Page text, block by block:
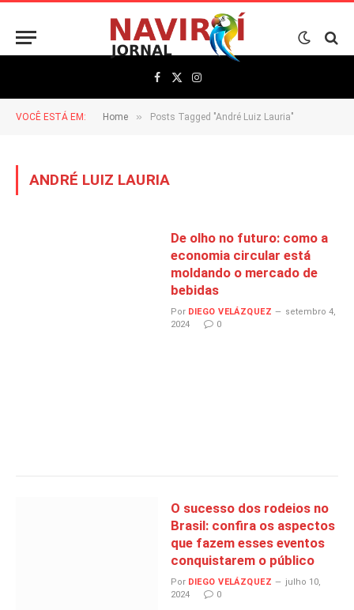
Facebook
X
(Twitter)
Instagram
VOCÊ ESTÁ EM: Home » Posts Tagged "André Luiz Lauria"
ANDRÉ LUIZ LAURIA
De olho no futuro: como a
economia circular está
moldando o mercado de
bebidas
Por DIEGO VELÁZQUEZ
setembro 4,
2024
0
O sucesso dos rodeios no
Brasil: confira os aspectos
que fazem esses eventos
conquistarem o público
Por DIEGO VELÁZQUEZ
julho 10,
2024
0